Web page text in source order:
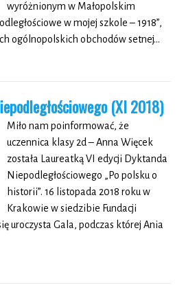
wyróżnionym w Małopolskim
w mojej szkole – 1918”,
ogólnopolskich obchodów setnej…
(XI 2018)
Miło nam poinformować, że
uczennica klasy 2d – Anna Więcek
została Laureatką VI edycji Dyktanda
Niepodległościowego „Po polsku o
historii”. 16 listopada 2018 roku w
Krakowie w siedzibie Fundacji
uroczysta Gala, podczas której Ania